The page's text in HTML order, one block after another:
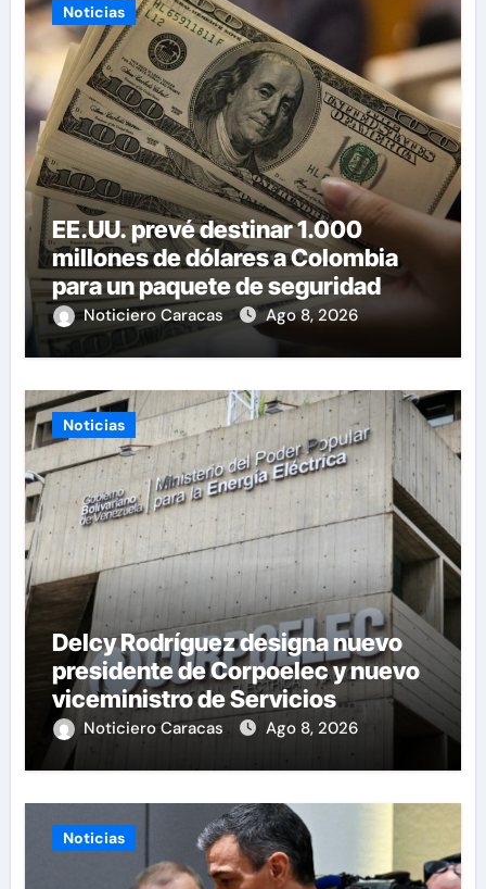
Noticias
EE.UU. prevé destinar 1.000
millones de dólares a Colombia
para un paquete de seguridad
Noticiero Caracas Ago 8, 2026
Noticias
Delcy Rodríguez designa nuevo
presidente de Corpoelec y nuevo
viceministro de Servicios
Eléctricos
Noticiero Caracas Ago 8, 2026
Noticias